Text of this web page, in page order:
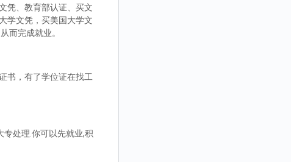
凭、教育部认证、买文
学文凭，买美国大学文
而完成就业。
书，有了学位证在找工
处理.你可以先就业,积